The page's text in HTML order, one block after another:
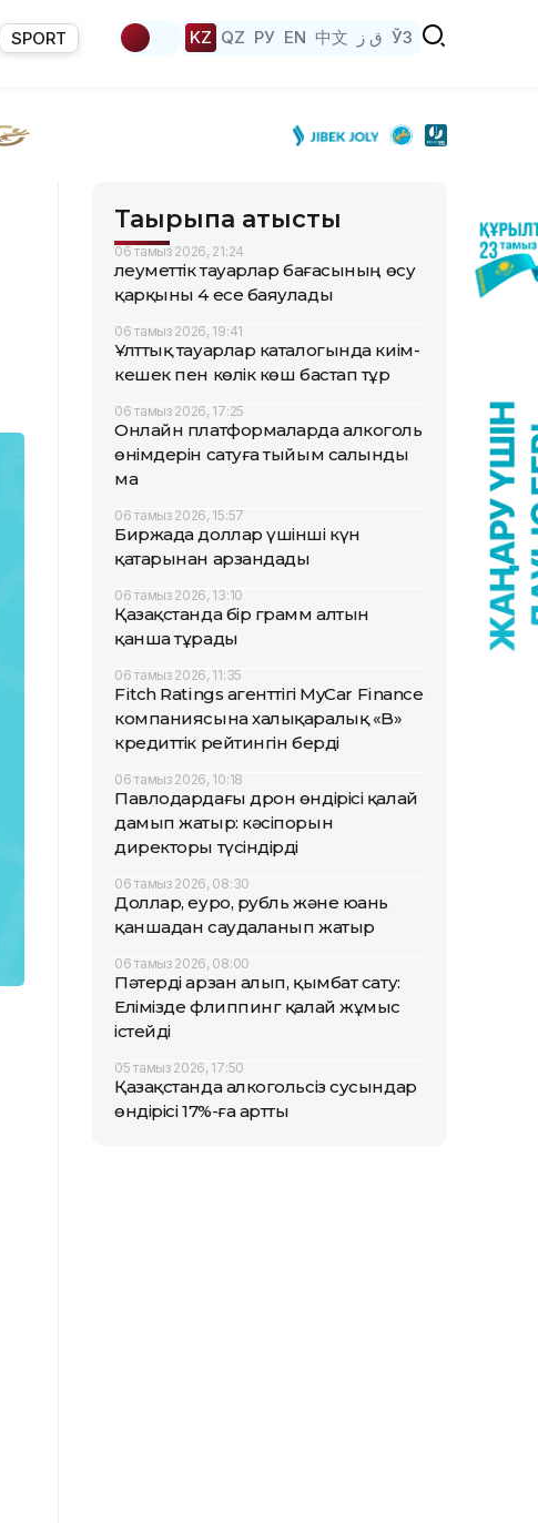
SPORT KZ QZ РУ EN 中文 ق ز ЎЗ
Тақырыпқа қатысты
06 тамыз 2026, 21:24
Әлеуметтік тауарлар бағасының өсу
қарқыны 4 есе баяулады
06 тамыз 2026, 19:41
Ұлттық тауарлар каталогында киім-
кешек пен көлік көш бастап тұр
06 тамыз 2026, 17:25
Онлайн платформаларда алкоголь
өнімдерін сатуға тыйым салынды
ма
06 тамыз 2026, 15:57
Биржада доллар үшінші күн
қатарынан арзандады
06 тамыз 2026, 13:10
Қазақстанда бір грамм алтын
қанша тұрады
06 тамыз 2026, 11:35
Fitch Ratings агенттігі MyCar Finance
компаниясына халықаралық «B»
кредиттік рейтингін берді
06 тамыз 2026, 10:18
Павлодардағы дрон өндірісі қалай
дамып жатыр: кәсіпорын
директоры түсіндірді
06 тамыз 2026, 08:30
Доллар, еуро, рубль және юань
қаншадан саудаланып жатыр
06 тамыз 2026, 08:00
Пәтерді арзан алып, қымбат сату:
Елімізде флиппинг қалай жұмыс
істейді
05 тамыз 2026, 17:50
Қазақстанда алкогольсіз сусындар
өндірісі 17%-ға артты